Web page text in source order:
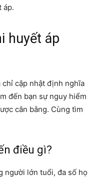
áp.
huyết áp
cập nhật định nghĩa
đến bạn sự nguy hiểm
cân bằng. Cùng tìm
điều gì?
người lớn tuổi, đa số họ